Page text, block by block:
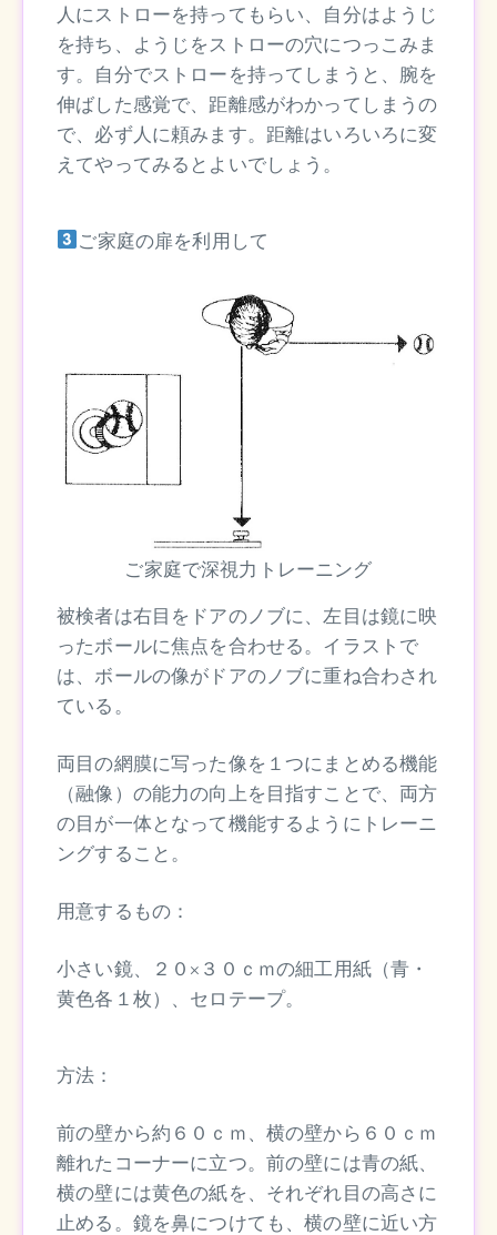
人にストローを持ってもらい、自分はようじ
を持ち、ようじをストローの穴につっこみま
す。自分でストローを持ってしまうと、腕を
伸ばした感覚で、距離感がわかってしまうの
で、必ず人に頼みます。距離はいろいろに変
えてやってみるとよいでしょう。
ご家庭の扉を利用して
ご家庭で深視力トレーニング
被検者は右目をドアのノブに、左目は鏡に映
ったボールに焦点を合わせる。イラストで
は、ボールの像がドアのノブに重ね合わされ
ている。
両目の網膜に写った像を１つにまとめる機能
（融像）の能力の向上を目指すことで、両方
の目が一体となって機能するようにトレーニ
ングすること。
用意するもの：
小さい鏡、２０×３０ｃｍの細工用紙（青・
黄色各１枚）、セロテープ。
方法：
前の壁から約６０ｃｍ、横の壁から６０ｃｍ
離れたコーナーに立つ。前の壁には青の紙、
横の壁には黄色の紙を、それぞれ目の高さに
止める。鏡を鼻につけても、横の壁に近い方